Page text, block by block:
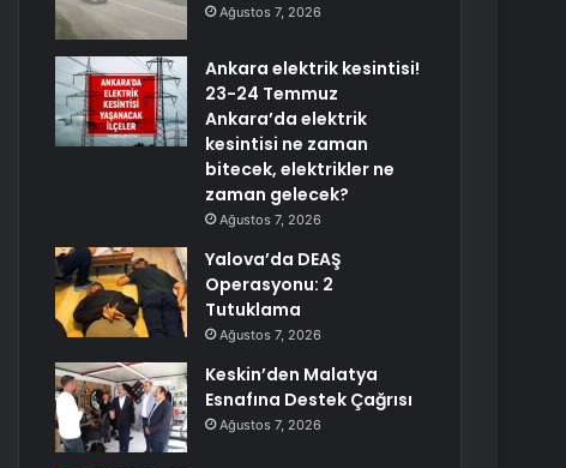
Ağustos 7, 2026
Ankara elektrik kesintisi!
23-24 Temmuz
Ankara’da elektrik
kesintisi ne zaman
bitecek, elektrikler ne
zaman gelecek?
Ağustos 7, 2026
Yalova’da DEAŞ
Operasyonu: 2
Tutuklama
Ağustos 7, 2026
Keskin’den Malatya
Esnafına Destek Çağrısı
Ağustos 7, 2026